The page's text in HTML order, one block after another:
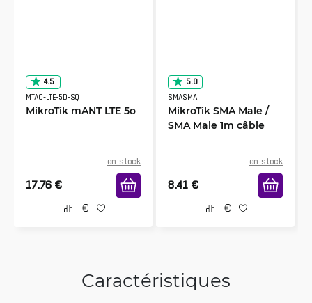
4.5
MTAO-LTE-5D-SQ
MikroTik mANT LTE 5o
en stock
17.76 €
5.0
SMASMA
MikroTik SMA Male /
SMA Male 1m câble
en stock
8.41 €
Caractéristiques